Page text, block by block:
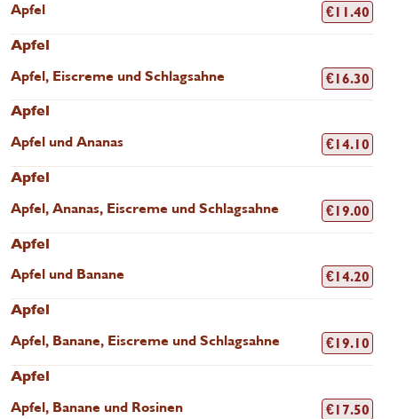
Apfel
€11.40
Apfel
Apfel, Eiscreme und Schlagsahne
€16.30
Apfel
Apfel und Ananas
€14.10
Apfel
Apfel, Ananas, Eiscreme und Schlagsahne
€19.00
Apfel
Apfel und Banane
€14.20
Apfel
Apfel, Banane, Eiscreme und Schlagsahne
€19.10
Apfel
Apfel, Banane und Rosinen
€17.50